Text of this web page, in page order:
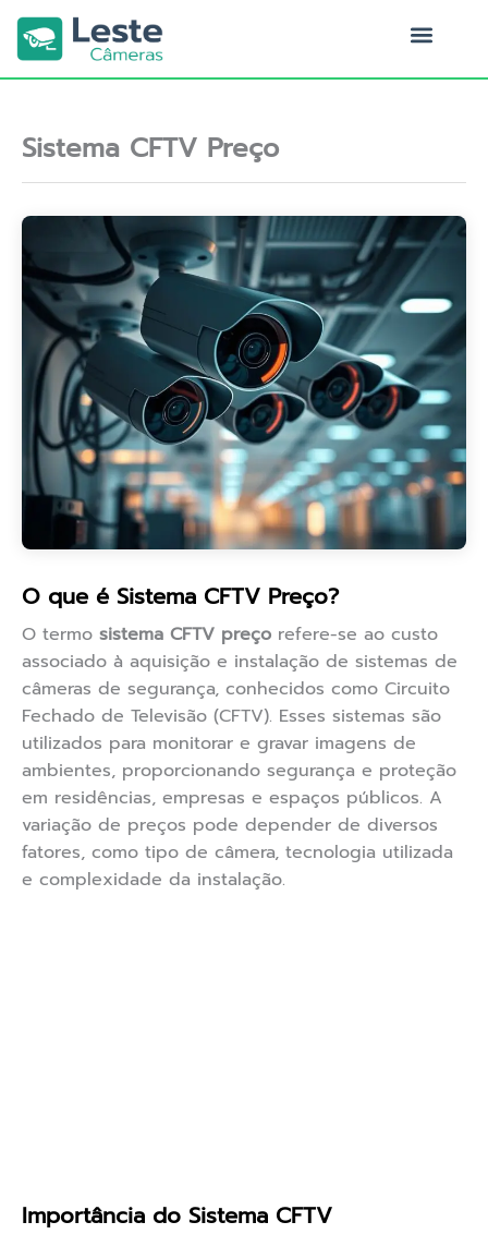
para
conteúdo
Sistema CFTV Preço
O que é Sistema CFTV Preço?
O termo sistema CFTV preço refere-se ao custo
associado à aquisição e instalação de sistemas de
câmeras de segurança, conhecidos como Circuito
Fechado de Televisão (CFTV). Esses sistemas são
utilizados para monitorar e gravar imagens de
ambientes, proporcionando segurança e proteção
em residências, empresas e espaços públicos. A
variação de preços pode depender de diversos
fatores, como tipo de câmera, tecnologia utilizada
e complexidade da instalação.
Importância do Sistema CFTV